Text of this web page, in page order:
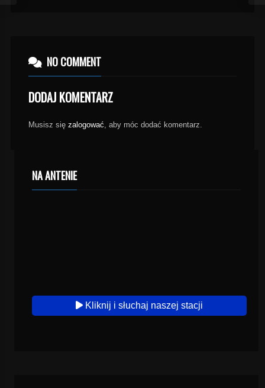
NO COMMENT
DODAJ KOMENTARZ
Musisz się zalogować, aby móc dodać komentarz.
NA ANTENIE
Kliknij i słuchaj naszej stacji